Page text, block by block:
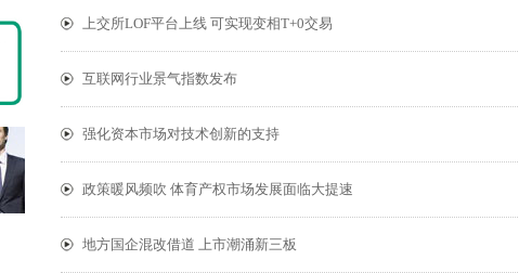
上交所LOF平台上线 可实现变相T+0交易
互联网行业景气指数发布
强化资本市场对技术创新的支持
政策暖风频吹 体育产权市场发展面临大提速
地方国企混改借道 上市潮涌新三板